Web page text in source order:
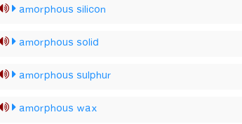
amorphous silicon
amorphous solid
amorphous sulphur
amorphous wax